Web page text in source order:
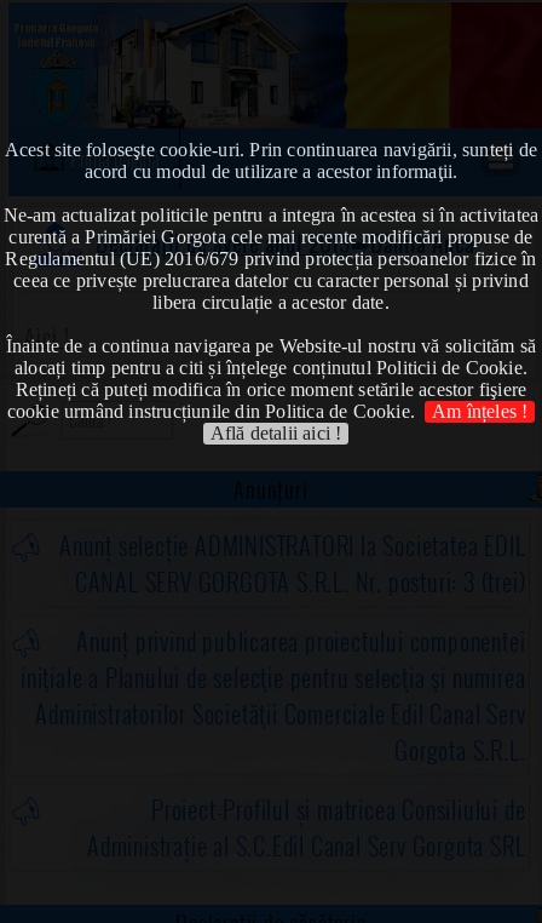
Acest site foloseşte cookie-uri. Prin continuarea navigării, sunteți de
acord cu modul de utilizare a acestor informaţii.
Ne-am actualizat politicile pentru a integra în acestea si în activitatea
curentă a Primăriei Gorgota cele mai recente modificări propuse de
Regulamentul (UE) 2016/679 privind protecția persoanelor fizice în
ceea ce privește prelucrarea datelor cu caracter personal și privind
libera circulație a acestor date.
Înainte de a continua navigarea pe Website-ul nostru vă solicităm să
alocați timp pentru a citi și înțelege conținutul Politicii de Cookie.
Rețineți că puteți modifica în orice moment setările acestor fişiere
cookie urmând instrucțiunile din Politica de Cookie.
Am înțeles !
Află detalii aici !
Prima pagină
Declarații de avere anul 2019➠Dănilă Anca
Aici !
Anunțuri
Anunț selecție ADMINISTRATORI la Societatea EDIL
CANAL SERV GORGOTA S.R.L. Nr. posturi: 3 (trei)
Anunț privind publicarea proiectului componentei
iniţiale a Planului de selecţie pentru selecţia şi numirea
Administratorilor Societăţii Comerciale Edil Canal Serv
Gorgota S.R.L.
Proiect-Profilul și matricea Consiliului de
Administrație al S.C.Edil Canal Serv Gorgota SRL